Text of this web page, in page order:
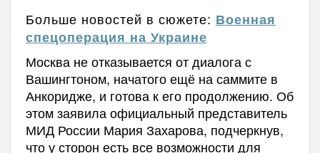
Больше новостей в сюжете: Военная
спецоперация на Украине
Москва не отказывается от диалога с
Вашингтоном, начатого ещё на саммите в
Анкоридже, и готова к его продолжению. Об
этом заявила официальный представитель
МИД России Мария Захарова, подчеркнув,
что у сторон есть все возможности для